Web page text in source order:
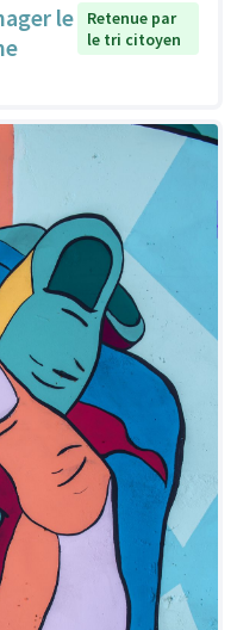
le
Retenue par
le tri citoyen